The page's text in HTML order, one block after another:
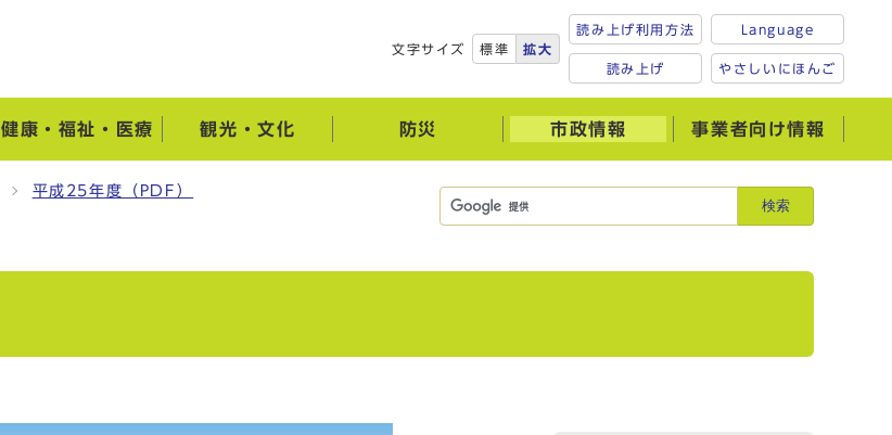
文字サイズ 標準 拡大
読み上げ利用方法
読み上げ
Language
やさしいにほんご
健康・福祉・医療 観光・文化 防災 市政情報 事業者向け情報
検索
平成25年度（PDF）